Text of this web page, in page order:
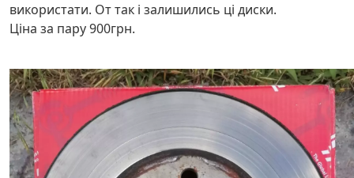
використати. От так і залишились ці диски.
Ціна за пару 900грн.